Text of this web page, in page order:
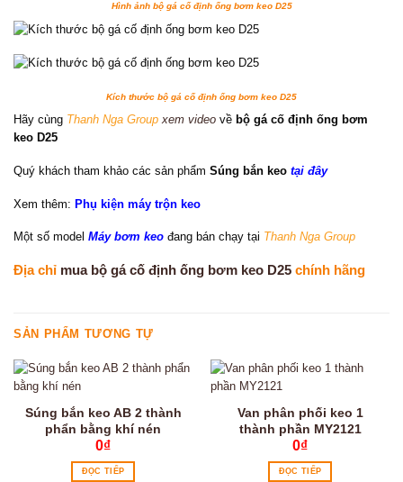
Hình ảnh bộ gá cố định ống bơm keo D25
Kích thước bộ gá cố định ống bơm keo D25
Hãy cùng Thanh Nga Groupxem video về bộ gá cố định ống bơm
keo D25
Quý khách tham khảo các sản phẩm Súng bắn keo tại đây
Xem thêm: Phụ kiện máy trộn keo
Một số model Máy bơm keo đang bán chạy tại Thanh Nga Group
Địa chỉ mua bộ gá cố định ống bơm keo D25 chính hãng
SẢN PHẨM TƯƠNG TỰ
Súng bắn keo AB 2 thành
phẩn bằng khí nén
0₫
ĐỌC TIẾP
Van phân phối keo 1
thành phần MY2121
0₫
ĐỌC TIẾP